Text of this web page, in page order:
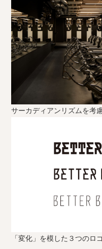
サーカディアンリズムを考
「変化」を模した３つのロ